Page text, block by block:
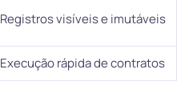
Registros visíveis e imutáveis
Execução rápida de contratos